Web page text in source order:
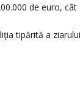
de euro,
tipărită a